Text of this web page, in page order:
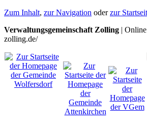
Zum Inhalt, zur Navigation oderzur
Verwaltungsgemeinschaft Zolling |
zolling.de/